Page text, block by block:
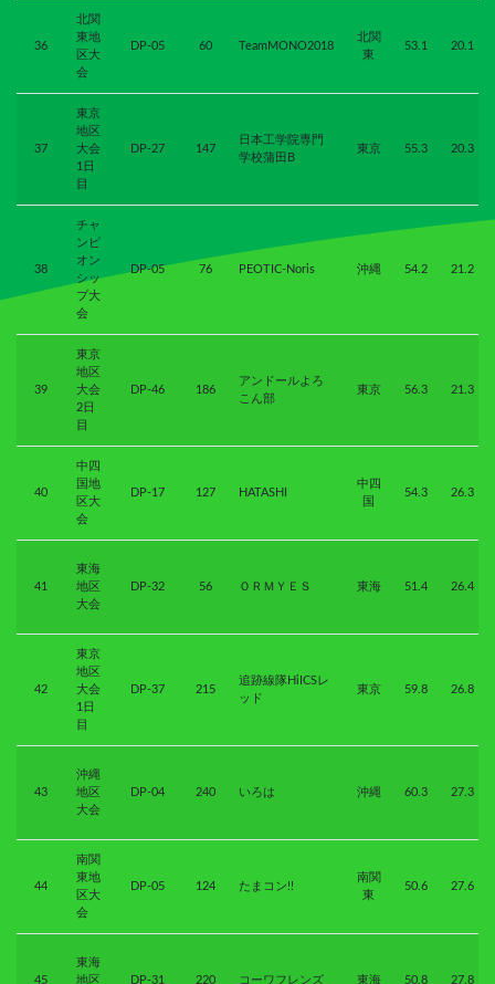
36
北関
東地
区大
会
DP-05 60 TeamMONO2018
北関
東
53.1 20.1
37
東京
地区
大会
1日
目
DP-27 147
日本工学院専門
学校蒲田B
東京 55.3 20.3
38
チャ
ンピ
オン
シッ
プ大
会
DP-05 76 PEOTIC-Noris 沖縄 54.2 21.2
39
東京
地区
大会
2日
目
DP-46 186
アンドールよろ
こん部
東京 56.3 21.3
40
中四
国地
区大
会
DP-17 127 HATASHI
中四
国
54.3 26.3
41
東海
地区
大会
DP-32 56 ＯＲＭＹＥＳ 東海 51.4 26.4
42
東京
地区
大会
1日
目
DP-37 215
追跡線隊HiICSレ
ッド
東京 59.8 26.8
43
沖縄
地区
大会
DP-04 240 いろは 沖縄 60.3 27.3
44
南関
東地
区大
会
DP-05 124 たまコン!!
南関
東
50.6 27.6
45
東海
地区
DP-31 220 コーワフレンズ 東海 50.8 27.8